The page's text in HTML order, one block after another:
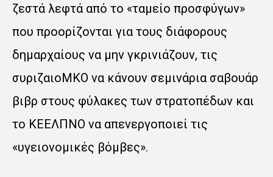
ζεστά λεφτά από το «ταμείο προσφύγων»
που προορίζονται για τους διάφορους
δημαρχαίους να μην γκρινιάζουν, τις
συριζαιοΜΚΟ να κάνουν σεμινάρια σαβουάρ
βιβρ στους φύλακες των στρατοπέδων και
το ΚΕΕΛΠΝΟ να απενεργοποιεί τις
«υγειονομικές βόμβες».